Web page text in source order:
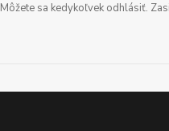
Môžete sa kedykoľvek odhlásiť.